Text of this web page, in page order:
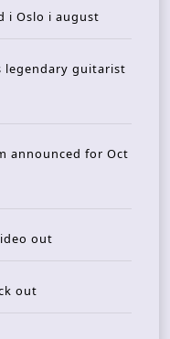
i Oslo i august
legendary guitarist
announced for Oct
out
out